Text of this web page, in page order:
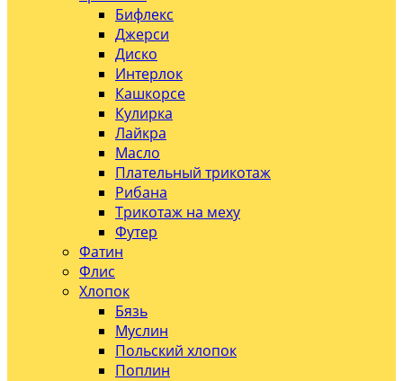
Бифлекс
Джерси
Диско
Интерлок
Кашкорсе
Кулирка
Лайкра
Масло
Плательный трикотаж
Рибана
Трикотаж на меху
Футер
Фатин
Флис
Хлопок
Бязь
Муслин
Польский хлопок
Поплин